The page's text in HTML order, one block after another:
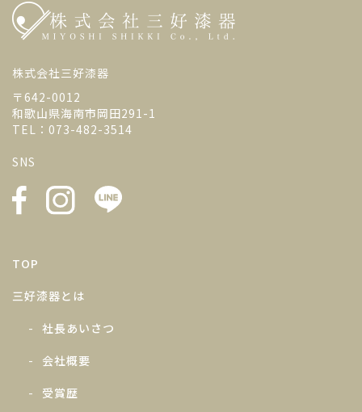
株式会社三好漆器
〒642-0012
和歌山県海南市岡田291-1
TEL：073-482-3514
SNS
TOP
三好漆器とは
社長あいさつ
会社概要
受賞歴